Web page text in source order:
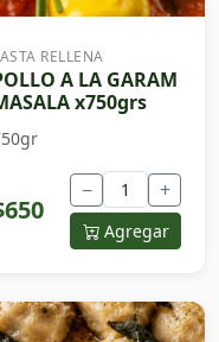
RELLENA
A LA GARAM
x750grs
− +
Agregar